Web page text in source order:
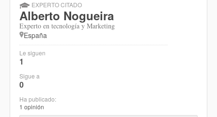
EXPERTO CITADO
Alberto Nogueira
Experto en tecnología y Marketing
España
Le siguen
1
Sigue a
0
Ha publicado:
1 opinión